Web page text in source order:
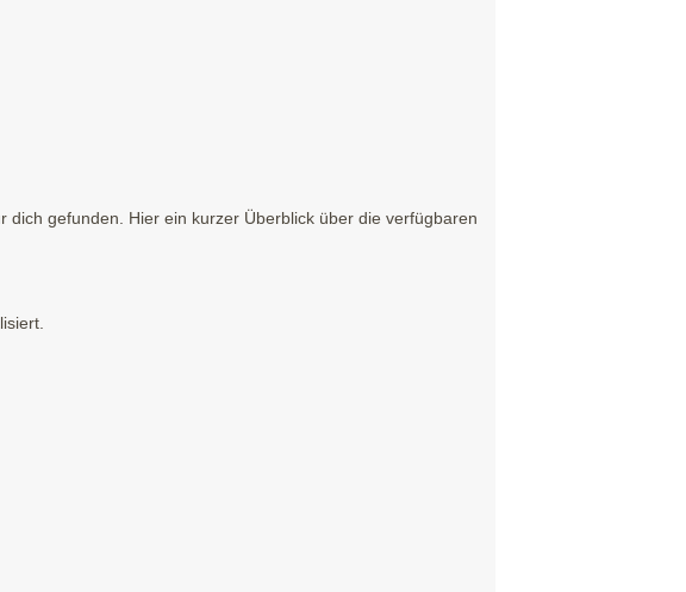
gefunden. Hier ein kurzer Überblick über die verfügbaren